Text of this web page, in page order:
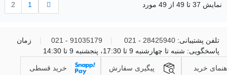
نمایش 37 تا 49 از 49 مورد 1
2
تلفن پشتیبانی: 28425940 - 021
91035179 - 021
زمان
پاسخگویی: شنبه تا چهارشنبه 9 تا 17:30، پنجشنبه 9 تا 14:30
خرید پیگیری سفارش خرید قسطی